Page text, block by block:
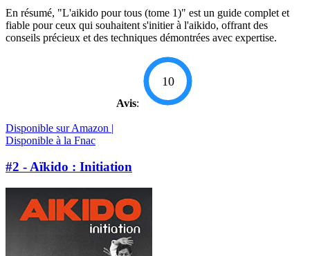
En résumé, "L'aikido pour tous (tome 1)" est un guide complet et
fiable pour ceux qui souhaitent s'initier à l'aikido, offrant des
conseils précieux et des techniques démontrées avec expertise.
Avis:
10
Disponible sur Amazon |
Disponible à la Fnac
#2 - Aïkido : Initiation